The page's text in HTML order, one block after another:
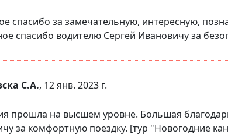
спасибо за замечательную, интересную,
спасибо водителю Сергей Ивановичу за
С.А., 12 янв. 2023 г.
прошла на высшем уровне. Большая
за комфортную поездку. [тур "Новогодние